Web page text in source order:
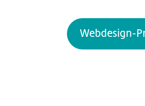
Webdesign-